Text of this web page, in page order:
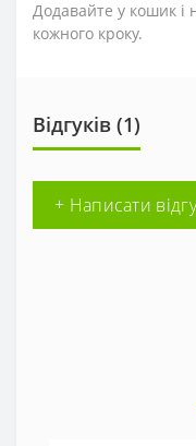
Додавайте у кошик
кожного кроку.
Відгуків (1)
+ Написати